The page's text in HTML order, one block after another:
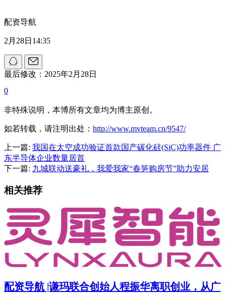
配资导航
2月28日14:35
最后修改：2025年2月28日
0
非特殊说明，本博所有文章均为博主原创。
如若转载，请注明出处： http://www.mvteam.cn/9547/
上一篇: 我国在太空成功验证首款国产碳化硅(SiC)功率器件 广
东半导体企业数量居首
下一篇: 九城联动送豪礼，我爱我家“春笋购房节”助力安居
相关推荐
配资导航 |谦玛联合创始人程振华离职创业，从广